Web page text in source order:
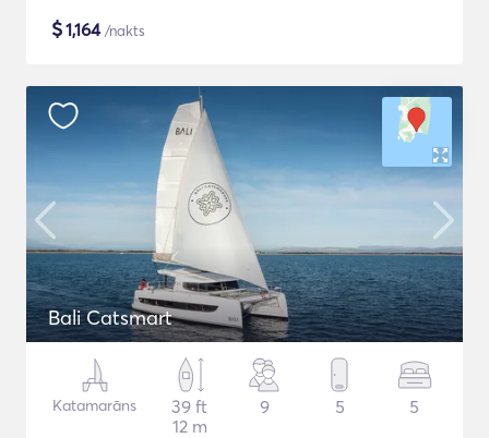
$1,164/nakts
Bali Catsmart
Katamarāns
39 ft
12 m
9 5 5